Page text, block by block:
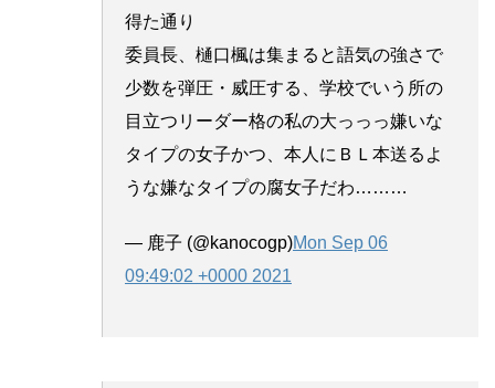
得た通り
委員長、樋口楓は集まると語気の強さで
少数を弾圧・威圧する、学校でいう所の
目立つリーダー格の私の大っっっ嫌いな
タイプの女子かつ、本人にＢＬ本送るよ
うな嫌なタイプの腐女子だわ………
— 鹿子 (@kanocogp)Mon Sep 06
09:49:02 +0000 2021